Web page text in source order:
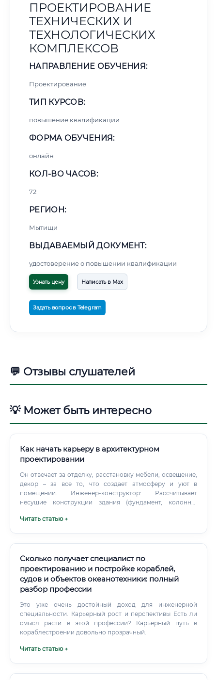
ПРОЕКТИРОВАНИЕ
ТЕХНИЧЕСКИХ И
ТЕХНОЛОГИЧЕСКИХ
КОМПЛЕКСОВ
НАПРАВЛЕНИЕ ОБУЧЕНИЯ:
Проектирование
ТИП КУРСОВ:
повышение квалификации
ФОРМА ОБУЧЕНИЯ:
онлайн
КОЛ-ВО ЧАСОВ:
72
РЕГИОН:
Мытищи
ВЫДАВАЕМЫЙ ДОКУМЕНТ:
удостоверение о повышении квалификации
Узнать цену Написать в Max
Задать вопрос в Telegram
💬 Отзывы слушателей
💡 Может быть интересно
Как начать карьеру в архитектурном
проектировании
Он отвечает за отделку, расстановку мебели, освещение,
декор – за все то, что создает атмосферу и уют в
помещении. Инженер-конструктор: Рассчитывает
несущие конструкции здания (фундамент, колонны,
Архитектор придумывает форму, а конструктор делает ее
Читать статью →
Сколько получает специалист по
проектированию и постройке кораблей,
судов и объектов океанотехники: полный
разбор профессии
Это уже очень достойный доход для инженерной
специальности. Карьерный рост и перспективы Есть ли
смысл расти в этой профессии? Карьерный путь в
кораблестроении довольно прозрачный.
Читать статью →